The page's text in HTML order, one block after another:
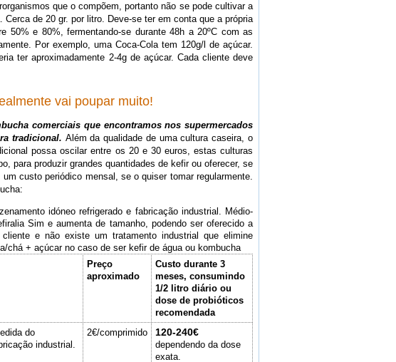
que o compõem, portanto não se pode cultivar a
de 20 gr. por litro. Deve-se ter em conta que a própria
50% e 80%, fermentando-se durante 48h a 20ºC com as
Por exemplo, uma Coca-Cola tem 120g/l de açúcar.
ter aproximadamente 2-4g de açúcar. Cada cliente deve
vai poupar muito!
comerciais que encontramos nos supermercados
tradicional. Além da qualidade de uma cultura caseira, o
possa oscilar entre os 20 e 30 euros, estas culturas
para produzir grandes quantidades de kefir ou oferecer, se
custo periódico mensal, se o quiser tomar regularmente.
idóneo refrigerado e fabricação industrial. Médio-
Sim e aumenta de tamanho, podendo ser oferecido a
e não existe um tratamento industrial que elimine
chá + açúcar no caso de ser kefir de água ou kombucha
Preço
aproximado
Custo durante 3
meses, consumindo
1/2 litro diário ou
dose de probióticos
recomendada
do
industrial.
2€/comprimido 120-240€
dependendo da dose
exata.